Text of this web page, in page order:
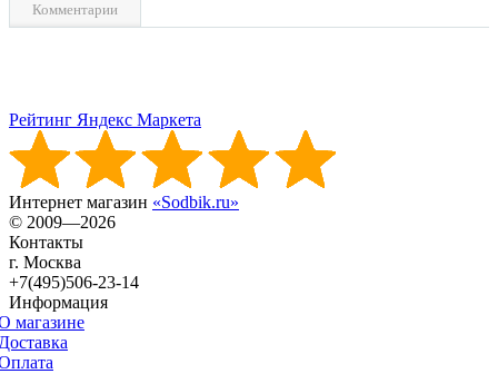
Комментарии
Рейтинг Яндекс Маркета
Интернет магазин «Sodbik.ru»
© 2009—2026
Контакты
г. Москва
+7(495)506-23-14
Информация
магазине